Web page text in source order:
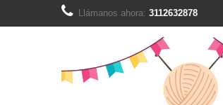
Llámanos ahora: 3112632878